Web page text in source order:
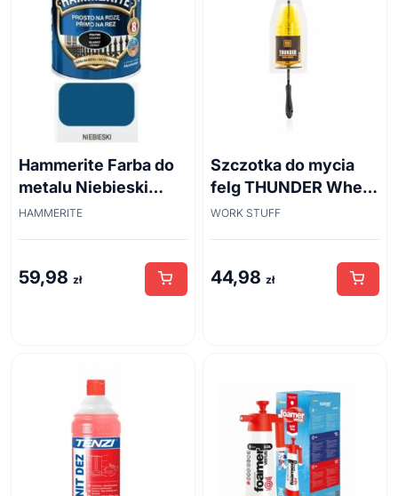
Hammerite Farba do
metalu Niebieski
połysk 0,7 l
HAMMERITE
59,98 zł
Szczotka do mycia
felg THUNDER Wheel
Brush 45cm
WORK STUFF
44,98 zł